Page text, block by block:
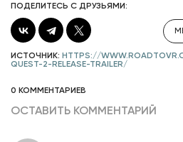
ПОДЕЛИТЕСЬ С ДРУЗЬЯМИ:
ИСТОЧНИК: HTTPS://
QUEST-2-RELEASE-TRAILER/
0 КОММЕНТАРИЕВ
ОСТАВИТЬ КОММЕНТАРИЙ